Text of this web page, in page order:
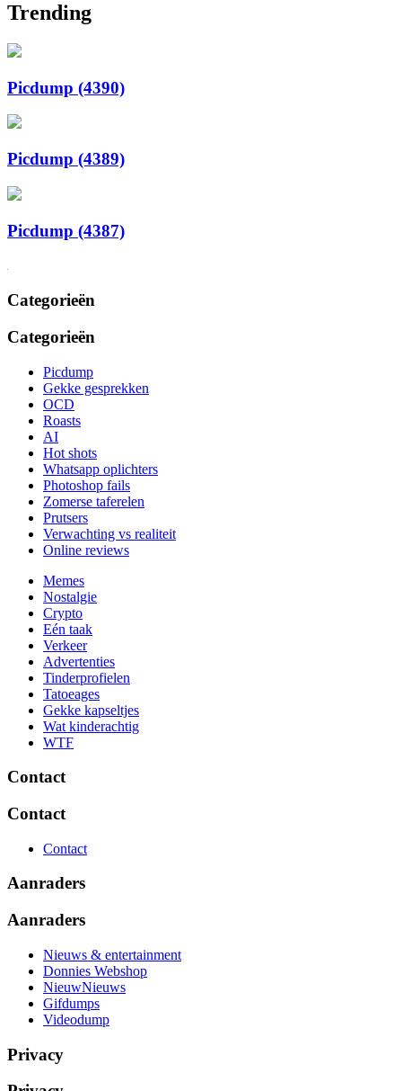
Trending
Picdump (4390)
Picdump (4389)
Picdump (4387)
Categorieën
Categorieën
Picdump
Gekke gesprekken
OCD
Roasts
AI
Hot shots
Whatsapp oplichters
Photoshop fails
Zomerse taferelen
Prutsers
Verwachting vs realiteit
Online reviews
Memes
Nostalgie
Crypto
Eén taak
Verkeer
Advertenties
Tinderprofielen
Tatoeages
Gekke kapseltjes
Wat kinderachtig
WTF
Contact
Contact
Contact
Aanraders
Aanraders
Nieuws & entertainment
Donnies Webshop
NieuwNieuws
Gifdumps
Videodump
Privacy